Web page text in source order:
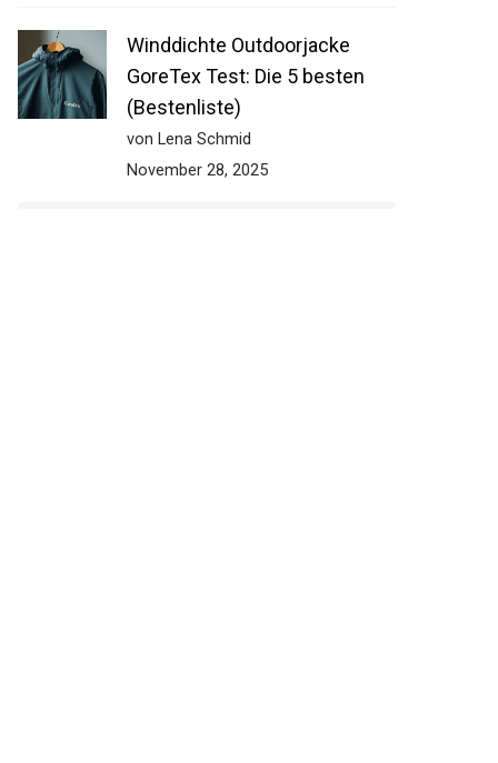
Winddichte Outdoorjacke
GoreTex Test: Die 5 besten
(Bestenliste)
von Lena Schmid
November 28, 2025